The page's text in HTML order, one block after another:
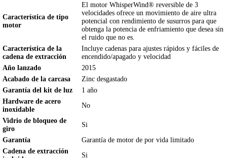
Característica de tipo
motor
El motor WhisperWind® reversible de 3
velocidades ofrece un movimiento de aire ultra
potencial con rendimiento de susurros para que
obtenga la potencia de enfriamiento que desea sin
el ruido que no es.
Característica de la
cadena de extracción
Incluye cadenas para ajustes rápidos y fáciles de
encendido/apagado y velocidad
Año lanzado
2015
Acabado de la carcasa
Zinc desgastado
Garantía del kit de luz
1 año
Hardware de acero
inoxidable
No
Vidrio de bloqueo de
giro
Si
Garantía
Garantía de motor de por vida limitado
Cadena de extracción
Si